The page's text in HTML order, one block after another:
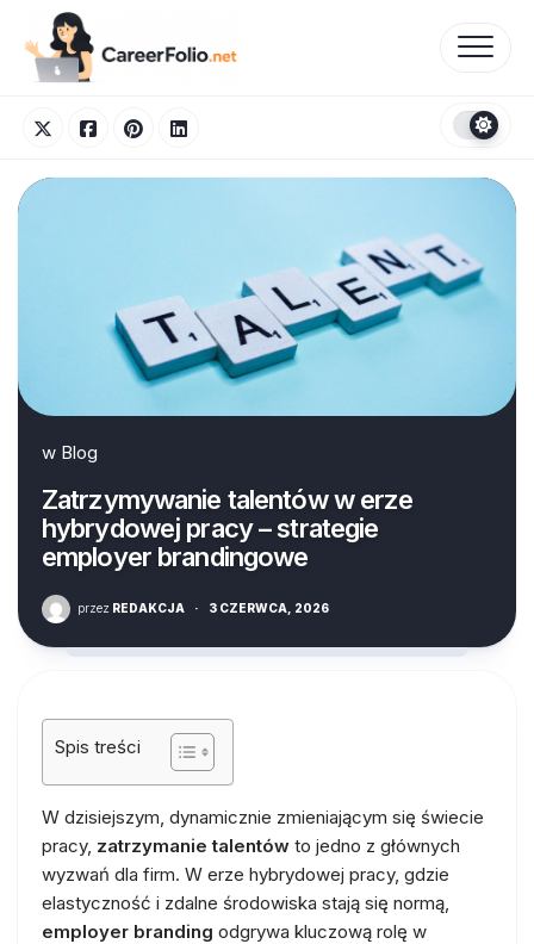
content
w Blog
Zatrzymywanie talentów w erze
hybrydowej pracy – strategie
employer brandingowe
przez REDAKCJA · 3 CZERWCA, 2026
Spis treści
W dzisiejszym, dynamicznie zmieniającym się świecie
pracy, zatrzymanie talentów to jedno z głównych
wyzwań dla firm. W erze hybrydowej pracy, gdzie
elastyczność i zdalne środowiska stają się normą,
employer branding odgrywa kluczową rolę w